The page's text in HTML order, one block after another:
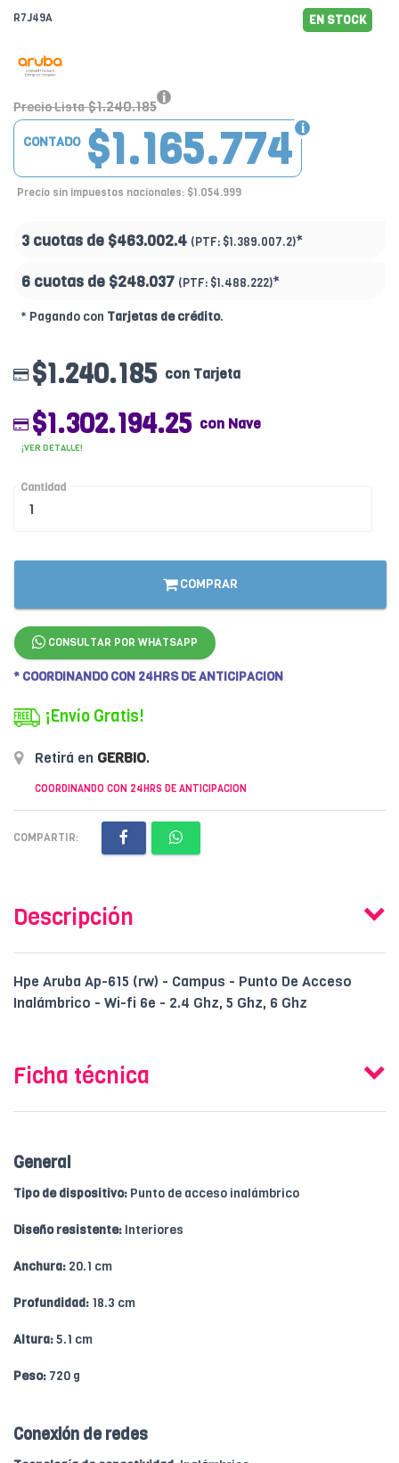
R7J49A EN STOCK
Precio Lista $1.240.185
$1.165.774
CONTADO
Precio sin impuestos nacionales: $1.054.999
3 cuotas de $463.002.4 (PTF: $1.389.007.2)*
6 cuotas de $248.037 (PTF: $1.488.222)*
* Pagando con Tarjetas de crédito.
$1.240.185 con Tarjeta
$1.302.194.25 con Nave
¡VER DETALLE!
Cantidad
COMPRAR
CONSULTAR POR WHATSAPP
* COORDINANDO CON 24HRS DE ANTICIPACION
¡Envío Gratis!
Retirá en GERBIO.
COORDINANDO CON 24HRS DE ANTICIPACION
COMPARTIR:
Descripción
Hpe Aruba Ap-615 (rw) - Campus - Punto De Acceso
Inalámbrico - Wi-fi 6e - 2.4 Ghz, 5 Ghz, 6 Ghz
Ficha técnica
General
Tipo de dispositivo: Punto de acceso inalámbrico
Diseño resistente: Interiores
Anchura: 20.1 cm
Profundidad: 18.3 cm
Altura:5.1 cm
Peso: 720 g
Conexión de redes